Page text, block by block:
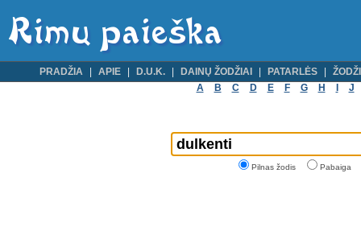
PRADŽIA APIE D.U.K. DAINŲ ŽODŽIAI PATARLĖS
A
B C D E F G H J
Pilnas žodis Pabaiga